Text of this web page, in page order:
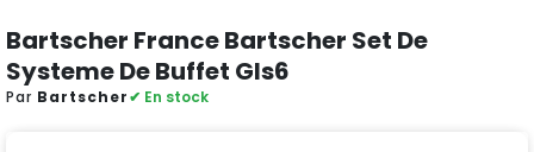
Bartscher France Bartscher Set De
Systeme De Buffet Gls6
Par Bartscher✔ En stock